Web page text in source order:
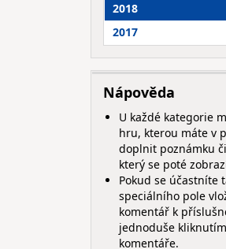
2018
2017
Nápověda
U každé kategorie
hru, kterou máte v
doplnit poznámku
který se poté
Pokud se účastníte
speciálního pole
komentář k
jednoduše
komentáře.